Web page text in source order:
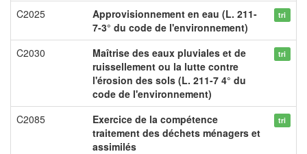
C2025
Approvisionnement en eau (L. 211-
7-3° du code de l'environnement)
tri
C2030
Maîtrise des eaux pluviales et de
ruissellement ou la lutte contre
l'érosion des sols (L. 211-7 4° du
code de l'environnement)
tri
C2085
Exercice de la compétence
traitement des déchets ménagers et
assimilés
tri